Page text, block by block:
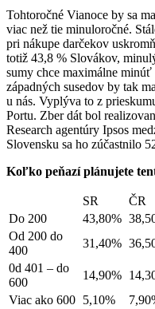
Tohtoročné Vianoce by sa
viac než tie minuloročné.
pri nákupe darčekov
totiž 43,8 % Slovákov,
sumy chce maximálne
západných susedov by tak
u nás. Vyplýva to z
Portu. Zber dát bol
Research agentúry Ipsos
Slovensku sa ho zúčastnilo
Koľko peňazí plánujete
SR
ČR
Do 200
43,80%
Od 200 do
400
31,40%
0d 401 – do
600
14,90%
Viac ako 600 5,10%